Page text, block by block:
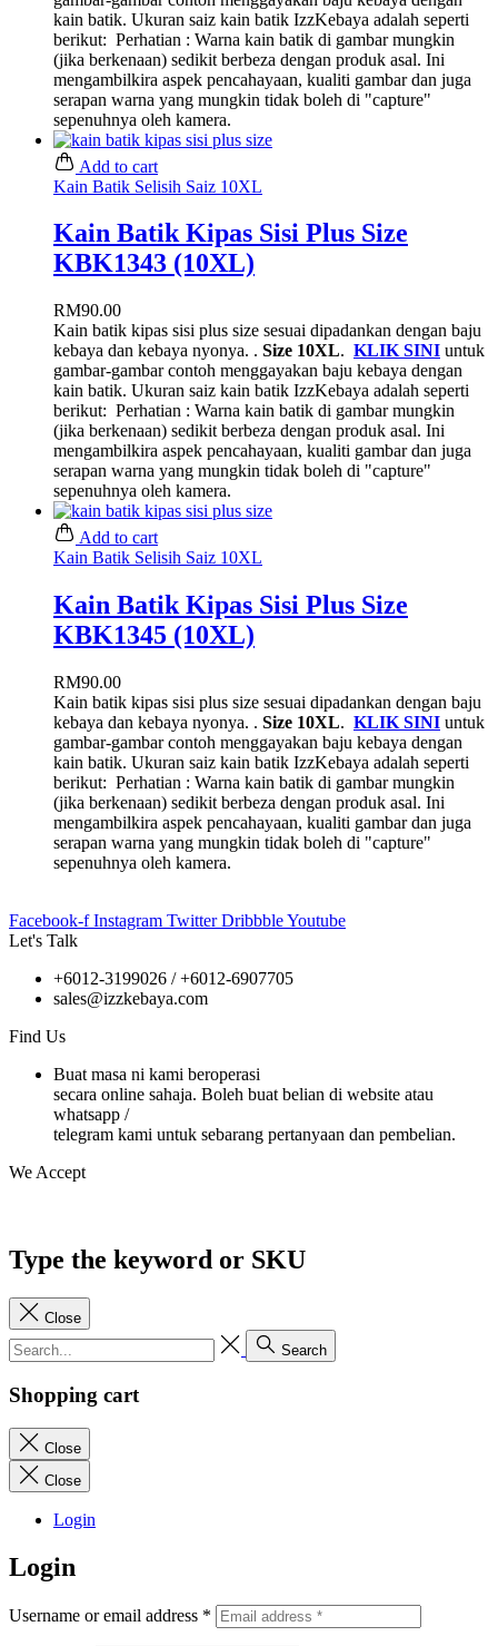
kain batik. Ukuran saiz kain batik IzzKebaya adalah seperti
berikut: Perhatian : Warna kain batik di gambar mungkin
(jika berkenaan) sedikit berbeza dengan produk asal. Ini
mengambilkira aspek pencahayaan, kualiti gambar dan juga
serapan warna yang mungkin tidak boleh di "capture"
sepenuhnya oleh kamera.
Add to cart
Kain Batik Selisih Saiz 10XL
Kain Batik Kipas Sisi Plus Size
KBK1343 (10XL)
RM90.00
Kain batik kipas sisi plus size sesuai dipadankan dengan baju
kebaya dan kebaya nyonya. . Size 10XL. KLIK SINI untuk
gambar-gambar contoh menggayakan baju kebaya dengan
kain batik. Ukuran saiz kain batik IzzKebaya adalah seperti
berikut: Perhatian : Warna kain batik di gambar mungkin
(jika berkenaan) sedikit berbeza dengan produk asal. Ini
mengambilkira aspek pencahayaan, kualiti gambar dan juga
serapan warna yang mungkin tidak boleh di "capture"
sepenuhnya oleh kamera.
Add to cart
Kain Batik Selisih Saiz 10XL
Kain Batik Kipas Sisi Plus Size
KBK1345 (10XL)
RM90.00
Kain batik kipas sisi plus size sesuai dipadankan dengan baju
kebaya dan kebaya nyonya. . Size 10XL. KLIK SINI untuk
gambar-gambar contoh menggayakan baju kebaya dengan
kain batik. Ukuran saiz kain batik IzzKebaya adalah seperti
berikut: Perhatian : Warna kain batik di gambar mungkin
(jika berkenaan) sedikit berbeza dengan produk asal. Ini
mengambilkira aspek pencahayaan, kualiti gambar dan juga
serapan warna yang mungkin tidak boleh di "capture"
sepenuhnya oleh kamera.
Facebook-f Instagram Twitter DribbbleYoutube
Let's Talk
+6012-3199026 / +6012-6907705
sales@izzkebaya.com
Find Us
Buat masa ni kami beroperasi
secara online sahaja. Boleh buat belian di website atau
whatsapp /
telegram kami untuk sebarang pertanyaan dan pembelian.
We Accept
Type the keyword or SKU
Close
Search
Shopping cart
Close
Close
Login
Login
Username or email address *